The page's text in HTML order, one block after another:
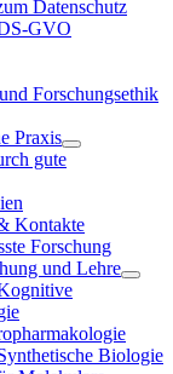
Datenschutz
GVO
Forschungsethik
Praxis
gute
Kontakte
Forschung
und Lehre
Biologie